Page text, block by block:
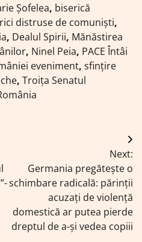
Șofelea, biserică
distruse de comuniști,
, Dealul Spirii, Mănăstirea
, Ninel Peia, PACE Întâi
eveniment, sfințire
, Troița Senatul
Next:
Germania pregătește o
schimbare radicală: părinții
acuzați de violență
domestică ar putea pierde
dreptul de a-și vedea copiii